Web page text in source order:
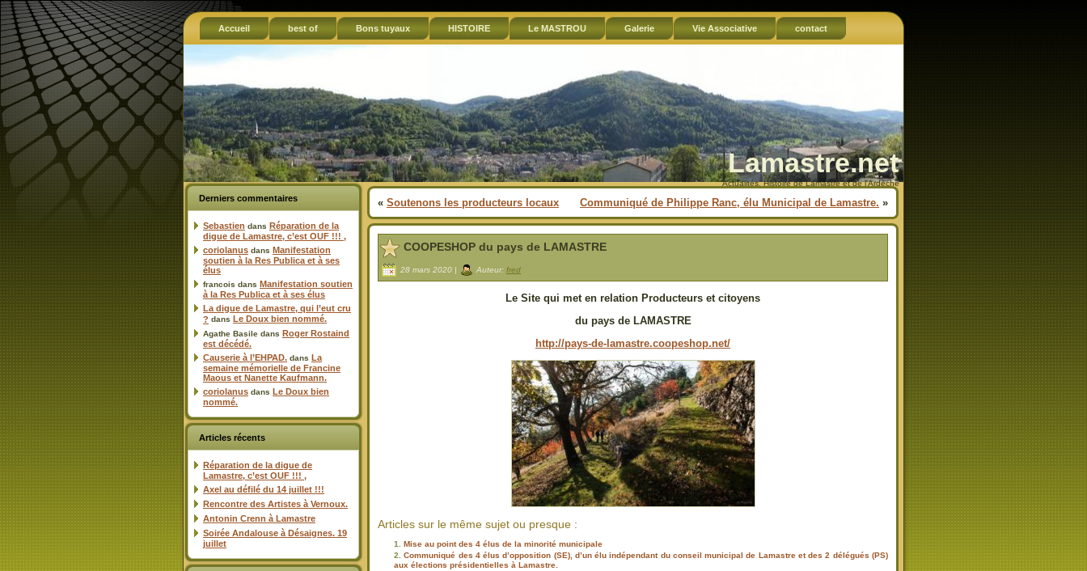
Accueil best of Bons tuyaux HISTOIRE Le MASTROU Galerie Vie Associative contact
Lamastre.net
Actualités, Histoire de Lamastre et de l'Ardèche
Derniers commentaires
Sebastien dans Réparation de la
digue de Lamastre, c’est OUF !!! ,
coriolanus dans Manifestation
soutien à la Res Publica et à ses
élus
francois dans Manifestation soutien
à la Res Publica et à ses élus
La digue de Lamastre, qui l’eut cru
? dans Le Doux bien nommé.
Agathe Basile dans Roger Rostaind
est décédé.
Causerie à l’EHPAD. dans La
semaine mémorielle de Francine
Maous et Nanette Kaufmann.
coriolanus dans Le Doux bien
nommé.
Articles récents
Réparation de la digue de
Lamastre, c’est OUF !!! ,
Axel au défilé du 14 juillet !!!
Rencontre des Artistes à Vernoux.
Antonin Crenn à Lamastre
Soirée Andalouse à Désaignes. 19
juillet
« Soutenons les producteurs locaux Communiqué de Philippe Ranc, élu Municipal de Lamastre. »
COOPESHOP du pays de LAMASTRE
28 mars 2020 | Auteur: fred
Le Site qui met en relation Producteurs et citoyens
du pays de LAMASTRE
http://pays-de-lamastre.coopeshop.net/
Articles sur le même sujet ou presque :
Mise au point des 4 élus de la minorité municipale
Communiqué des 4 élus d’opposition (SE), d’un élu indépendant du conseil municipal de Lamastre et des 2 délégués (PS)
aux élections présidentielles à Lamastre.